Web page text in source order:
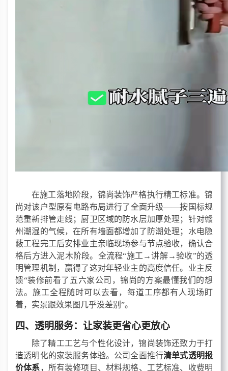
在施工落地阶段，锦尚装饰严格执行精工标准。锦
尚对该户型原有电路布局进行了全面升级——按国标规
范重新排管走线 ； 厨卫区域的防水层加厚处理 ； 针对赣
州潮湿的气候，在所有墙面都增加了防潮处理；水电隐
蔽工程完工后安排业主亲临现场参与节点验收，确认合
格后方进入泥木阶段。全流程“施工→讲解→验收”的透
明管理机制，赢得了这对年轻业主的高度信任。业主反
馈“装修前看了五六家公司，锦尚的方案最懂我们的想
法。施工全程随时可以去看，每道工序都有人现场盯
着，实景跟效果图几乎没差别”。
四、透明服务：让家装更省心更放心
除了精工工艺与个性化设计，锦尚装饰还致力于打
造透明化的家装服务体验。公司全面推行清单式透明报
价体系，所有装修项目、材料规格、工艺标准、收费明